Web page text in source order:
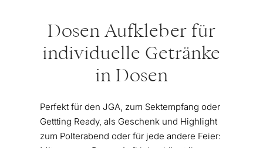
Dosen Aufkleber für
individuelle Getränke
in Dosen
Perfekt für den JGA, zum Sektempfang oder
Gettting Ready, als Geschenk und Highlight
zum Polterabend oder für jede andere Feier: